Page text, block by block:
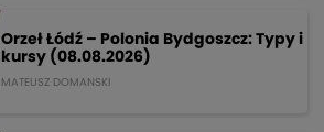
Orzeł Łódź – Polonia Bydgoszcz: Typy i
kursy (08.08.2026)
MATEUSZ DOMANSKI